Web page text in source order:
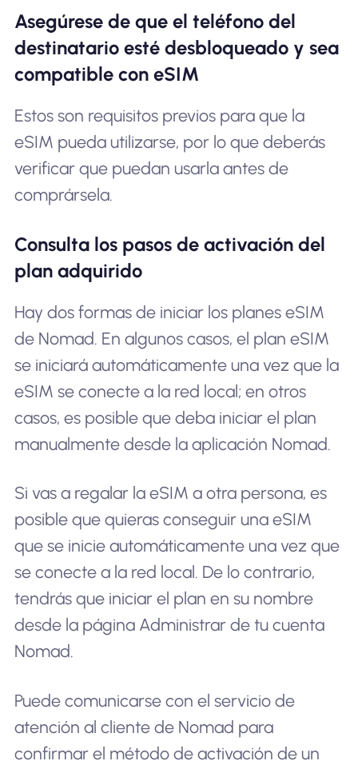
Asegúrese de que el teléfono del
destinatario esté desbloqueado y sea
compatible con eSIM
Estos son requisitos previos para que la
eSIM pueda utilizarse, por lo que deberás
verificar que puedan usarla antes de
comprársela.
Consulta los pasos de activación del
plan adquirido
Hay dos formas de iniciar los planes eSIM
de Nomad. En algunos casos, el plan eSIM
se iniciará automáticamente una vez que la
eSIM se conecte a la red local; en otros
casos, es posible que deba iniciar el plan
manualmente desde la aplicación Nomad.
Si vas a regalar la eSIM a otra persona, es
posible que quieras conseguir una eSIM
que se inicie automáticamente una vez que
se conecte a la red local. De lo contrario,
tendrás que iniciar el plan en su nombre
desde la página Administrar de tu cuenta
Nomad.
Puede comunicarse con el servicio de
atención al cliente de Nomad para
confirmar el método de activación de un